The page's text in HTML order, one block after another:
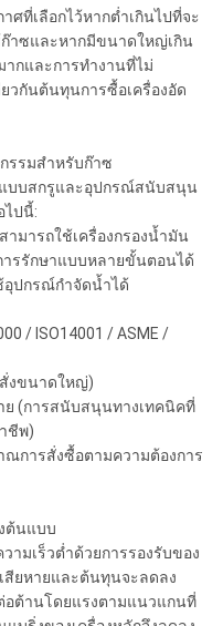
ศที่เลือกไว้หากต่ำเกินไปที่จะ
าซและหากมีขนาดใหญ่เกิน
กและการทำงานที่ไม่
วกันต้นทุนการซื้อเครื่องอัด
รรมสำหรับก๊าซ
แบบสกรูและอุปกรณ์สนับสนุน
ไปนี้:
มารถใช้เครื่องกรองน้ำมัน
ารรักษาแบบหลายขั้นตอนได้
ปกรณ์กำจัดน้ำได้
/ ISO14001 / ASME /
สั่งขนาดใหญ่)
ย (การสนับสนุนทางเทคนิคที่
ชีพ)
ณการสั่งซื้อตามความต้องการ
ต้นแบบ
ามเร็วต่ำด้วยการรองรับของ
สียหายและต้นทุนจะลดลง
อต้านโดยแรงตามแนวแกนที่